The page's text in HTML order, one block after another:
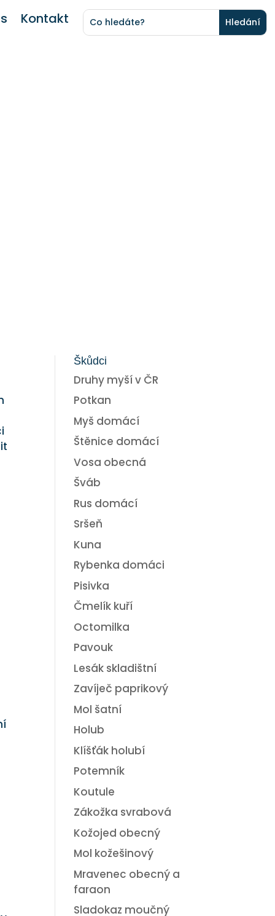
Kontakt
Škůdci
Druhy myší v ČR
Potkan
Myš domácí
Štěnice domácí
Vosa obecná
Šváb
Rus domácí
Sršeň
Kuna
Rybenka domáci
Pisivka
Čmelík kuří
Octomilka
Pavouk
Lesák skladištní
Zavíječ paprikový
Mol šatní
Holub
Klíšťák holubí
Potemník
Koutule
Zákožka svrabová
Kožojed obecný
Mol kožešinový
Mravenec obecný a
faraon
Sladokaz moučný